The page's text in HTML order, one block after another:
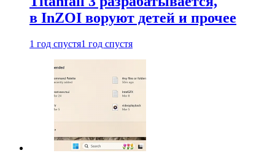
в InZOI воруют детей и прочее
1 год спустя1 год спустя